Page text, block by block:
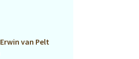
Erwin van Pelt